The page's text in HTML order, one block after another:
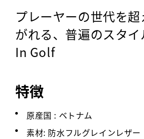
プレーヤーの世代を
がれる、普遍のスタ
In Golf
特徴
原産国 : ベトナム
素材: 防水フルグレインレザー